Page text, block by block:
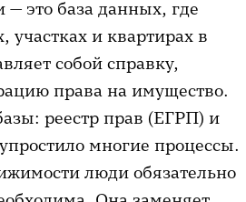
ЕГРН
квартиры
это база данных, где
участках и квартирах в
собой справку,
права на имущество.
реестр прав (ЕГРП) и
многие процессы.
люди обязательно